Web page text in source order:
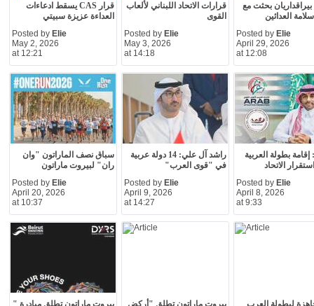
قرار CAS يسقط ادعاءات
العداءة عزيزة سبيتي
Posted by Elie
May 2, 2026
at 12:21
قرارات الاتحاد اللبناني لألعاب
القوى
Posted by Elie
May 3, 2026
at 14:18
بيراقداريان بحثت مع
العدائين
Posted by Elie
April 29, 2026
at 12:08
سباق نصف الماراتون "وان
ران" لبيروت ماراتون
Posted by Elie
April 20, 2026
at 10:37
راشد آل علي: 14 دولة عربية
في "قوى العرب"
Posted by Elie
April 9, 2026
at 14:27
بطولة العربية
الاتحاد
Posted by Elie
April 8, 2026
at 9:33
بيروت ماراتون تطلق مبادرة "
بيروت ماراتون تطلق "أركض
لبطولة العرب